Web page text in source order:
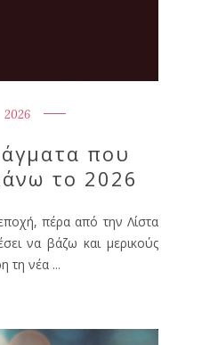
2026
που
το 2026
πέρα από την Λίστα
να βάζω και μερικούς
τη νέα ...